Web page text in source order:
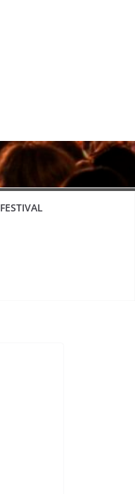
FESTIVAL